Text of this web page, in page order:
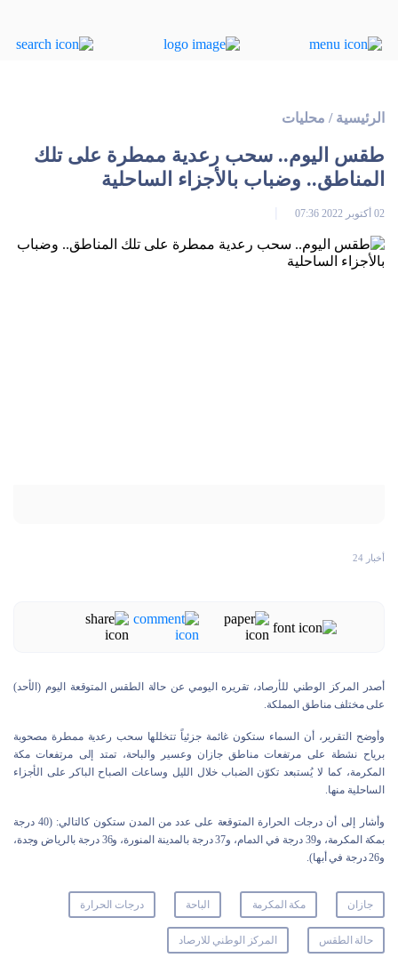
الرئيسية / محليات
طقس اليوم.. سحب رعدية ممطرة على تلك
المناطق.. وضباب بالأجزاء الساحلية
02 أكتوبر 2022 07:36
أخبار 24
أصدر المركز الوطني للأرصاد، تقريره اليومي عن حالة الطقس المتوقعة اليوم (الأحد)
على مختلف مناطق المملكة.
وأوضح التقرير، أن السماء ستكون غائمة جزئياً تتخللها سحب رعدية ممطرة مصحوبة
برياح نشطة على مرتفعات مناطق جازان وعسير والباحة، تمتد إلى مرتفعات مكة
المكرمة، كما لا يُستبعد تكوّن الضباب خلال الليل وساعات الصباح الباكر على الأجزاء
الساحلية منها.
وأشار إلى أن درجات الحرارة المتوقعة على عدد من المدن ستكون كالتالي: (40 درجة
بمكة المكرمة، و39 درجة في الدمام، و37 درجة بالمدينة المنورة، و36 درجة بالرياض وجدة،
و26 درجة في أبها).
جازان مكة المكرمة الباحة درجات الحرارة
حالة الطقس المركز الوطني للارصاد